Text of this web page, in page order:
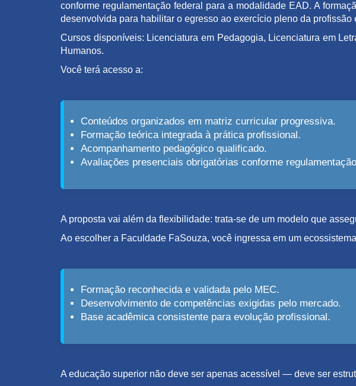
conforme regulamentação federal para a modalidade EAD. A
desenvolvida para habilitar o egresso ao exercício pleno da
Cursos disponíveis: Licenciatura em Pedagogia, Licenciatura em
Humanos.
Você terá acesso a:
Conteúdos organizados em matriz curricular progressiva.
Formação teórica integrada à prática profissional.
Acompanhamento pedagógico qualificado.
Avaliações presenciais obrigatórias conforme
A proposta vai além da flexibilidade: trata-se de um modelo que
Ao escolher a Faculdade FaSouza, você ingressa em um
Formação reconhecida e validada pelo MEC.
Desenvolvimento de competências exigidas pelo mercado.
Base acadêmica consistente para evolução profissional.
A educação superior não deve ser apenas acessível — deve ser